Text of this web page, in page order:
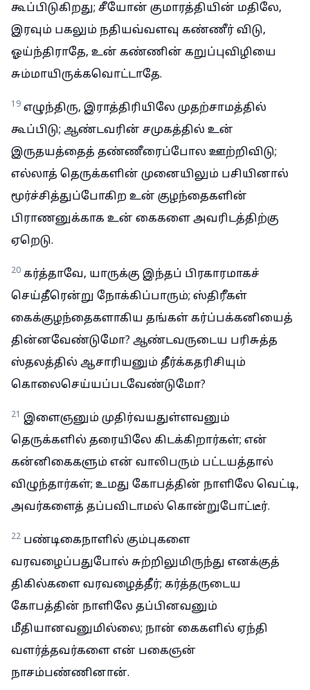
கூப்பிடுகிறது; சீயோன் குமாரத்தியின் மதிலே,
இரவும் பகலும் நதியவ்வளவு கண்ணீர் விடு,
ஓய்ந்திராதே, உன் கண்ணின் கறுப்புவிழியை
சும்மாயிருக்கவொட்டாதே.
19 எழுந்திரு, இராத்திரியிலே முதற்சாமத்தில்
கூப்பிடு; ஆண்டவரின் சமுகத்தில் உன்
இருதயத்தைத் தண்ணீரைப்போல ஊற்றிவிடு;
எல்லாத் தெருக்களின் முனையிலும் பசியினால்
மூர்ச்சித்துப்போகிற உன் குழந்தைகளின்
பிராணனுக்காக உன் கைகளை அவரிடத்திற்கு
ஏறெடு.
20 கர்த்தாவே, யாருக்கு இந்தப் பிரகாரமாகச்
செய்தீரென்று நோக்கிப்பாரும்; ஸ்திரீகள்
கைக்குழந்தைகளாகிய தங்கள் கர்ப்பக்கனியைத்
தின்னவேண்டுமோ? ஆண்டவருடைய பரிசுத்த
ஸ்தலத்தில் ஆசாரியனும் தீர்க்கதரிசியும்
கொலைசெய்யப்படவேண்டுமோ?
21 இளைஞனும் முதிர்வயதுள்ளவனும்
தெருக்களில் தரையிலே கிடக்கிறார்கள்; என்
கன்னிகைகளும் என் வாலிபரும் பட்டயத்தால்
விழுந்தார்கள்; உமது கோபத்தின் நாளிலே வெட்டி,
அவர்களைத் தப்பவிடாமல் கொன்றுபோட்டீர்.
22 பண்டிகைநாளில் கும்புகளை
வரவழைப்பதுபோல் சுற்றிலுமிருந்து எனக்குத்
திகில்களை வரவழைத்தீர்; கர்த்தருடைய
கோபத்தின் நாளிலே தப்பினவனும்
மீதியானவனுமில்லை; நான் கைகளில் ஏந்தி
வளர்த்தவர்களை என் பகைஞன்
நாசம்பண்ணினான்.